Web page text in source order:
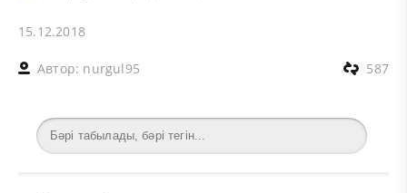
15.12.2018
Автор: nurgul95 587